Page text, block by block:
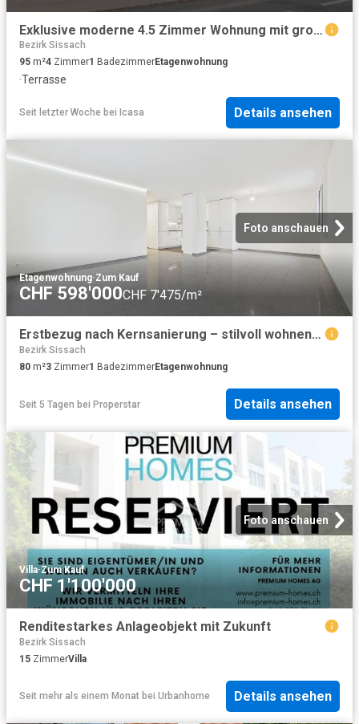
Exklusive moderne 4.5 Zimmer Wohnung mit grosser Terrasse & Waschturm
Bezirk Sissach
95 m²4 Zimmer1 BadezimmerEtagenwohnung
·Terrasse
Seit letzter Woche bei Icasa Details ansehen
Foto anschauen
Etagenwohnung·Zum Kauf
CHF 598'000CHF 7'475/m²
Erstbezug nach Kernsanierung – stilvoll wohnen in Zunzgen
Bezirk Sissach
80 m²3 Zimmer1 BadezimmerEtagenwohnung
Seit 5 Tagen bei Properstar Details ansehen
Foto anschauen
Villa·Zum Kauf
CHF 1'100'000
Renditestarkes Anlageobjekt mit Zukunft
Bezirk Sissach
15 ZimmerVilla
Seit mehr als einem Monat bei Urbanhome Details ansehen